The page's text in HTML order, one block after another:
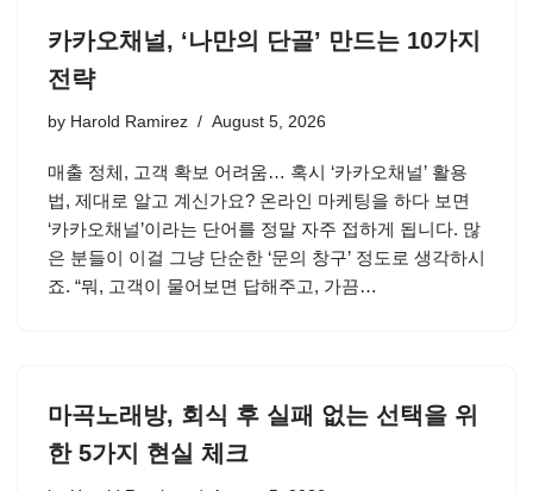
카카오채널, ‘나만의 단골’ 만드는 10가지
전략
by Harold Ramirez August 5, 2026
매출 정체, 고객 확보 어려움… 혹시 ‘카카오채널’ 활용
법, 제대로 알고 계신가요? 온라인 마케팅을 하다 보면
‘카카오채널’이라는 단어를 정말 자주 접하게 됩니다. 많
은 분들이 이걸 그냥 단순한 ‘문의 창구’ 정도로 생각하시
죠. “뭐, 고객이 물어보면 답해주고, 가끔…
마곡노래방, 회식 후 실패 없는 선택을 위
한 5가지 현실 체크